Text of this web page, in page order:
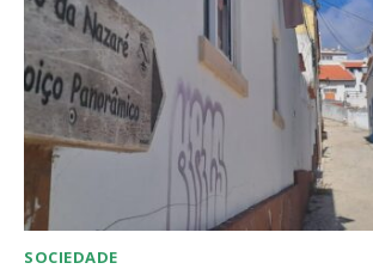
SOCIEDADE